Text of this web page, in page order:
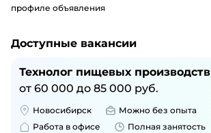
профиле объявления
Доступные вакансии
Технолог пищевых производств
от 60 000 до 85 000 руб.
Новосибирск
Можно без опыта
Работа в офисе
Полная занятость